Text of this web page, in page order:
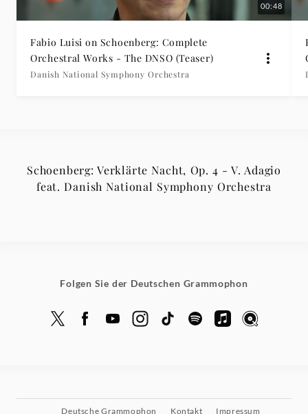
00:48
Fabio Luisi on Schoenberg: Complete
Orchestral Works - The DNSO (Teaser)
Danish National Symphony Orchestra
Schoenberg: Verklärte Nacht, Op. 4 - V. Adagio
feat. Danish National Symphony Orchestra
Folgen Sie der Deutschen Grammophon
Deutsche Grammophon Kontakt Impressum